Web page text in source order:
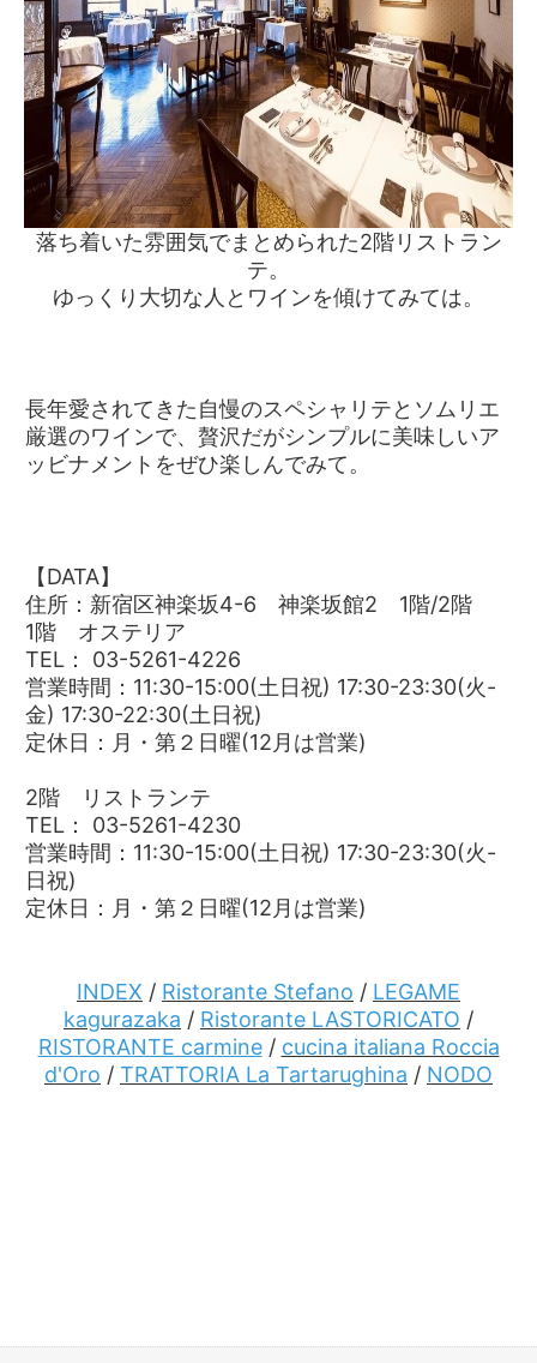
落ち着いた雰囲気でまとめられた2階リストラン
テ。
ゆっくり大切な人とワインを傾けてみては。
長年愛されてきた自慢のスペシャリテとソムリエ
厳選のワインで、贅沢だがシンプルに美味しいア
ッビナメントをぜひ楽しんでみて。
【DATA】
住所：新宿区神楽坂4-6 神楽坂館2 1階/2階
1階 オステリア
TEL： 03-5261-4226
営業時間：11:30-15:00(土日祝) 17:30-23:30(火-
金) 17:30-22:30(土日祝)
定休日：月・第２日曜(12月は営業)
2階 リストランテ
TEL： 03-5261-4230
営業時間：11:30-15:00(土日祝) 17:30-23:30(火-
日祝)
定休日：月・第２日曜(12月は営業)
INDEX / Ristorante Stefano / LEGAME
kagurazaka / Ristorante LASTORICATO /
RISTORANTE carmine/ cucina italiana Roccia
d'Oro / TRATTORIA La Tartarughina / NODO